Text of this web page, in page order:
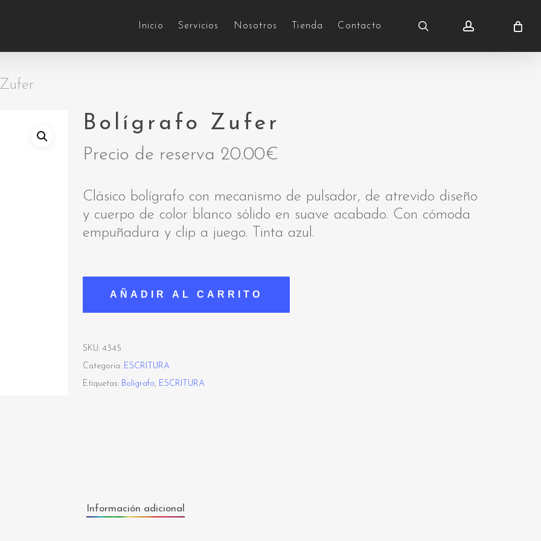
Inicio Servicios Nosotros Tienda Contacto
Bolígrafo Zufer
Precio de reserva 20.00€
Clásico bolígrafo con mecanismo de pulsador, de atrevido diseño
y cuerpo de color blanco sólido en suave acabado. Con cómoda
empuñadura y clip a juego. Tinta azul.
AÑADIR AL CARRITO
SKU: 4345
Categoría: ESCRITURA
Etiquetas: Bolígrafo, ESCRITURA
Información adicional